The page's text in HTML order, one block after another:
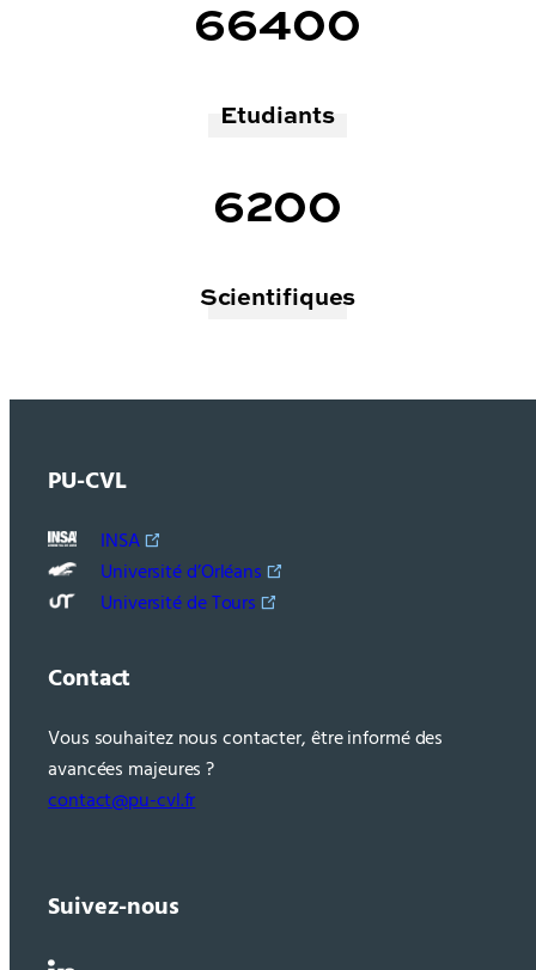
66400
Etudiants
6200
Scientifiques
PU-CVL
INSA
Université d’Orléans
Université de Tours
Contact
Vous souhaitez nous contacter, être informé des
avancées majeures ?
contact@pu-cvl.fr
Suivez-nous